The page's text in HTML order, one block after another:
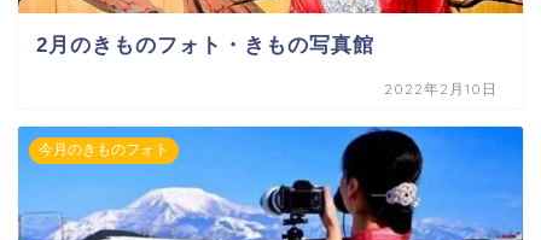
2月のきものフォト・きもの写真館
2022年2月10日
今月のきものフォト